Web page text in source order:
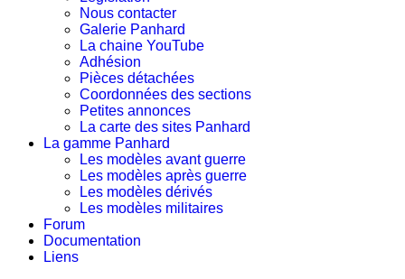
Nous contacter
Galerie Panhard
La chaine YouTube
Adhésion
Pièces détachées
Coordonnées des sections
Petites annonces
La carte des sites Panhard
La gamme Panhard
Les modèles avant guerre
Les modèles après guerre
Les modèles dérivés
Les modèles militaires
Forum
Documentation
Liens